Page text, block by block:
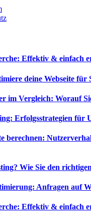
Effektiv & einfach
deine Webseite für
im Vergleich: Worauf
Erfolgsstrategien für
berechnen:
Wie Sie den
Anfragen auf
Effektiv & einfach